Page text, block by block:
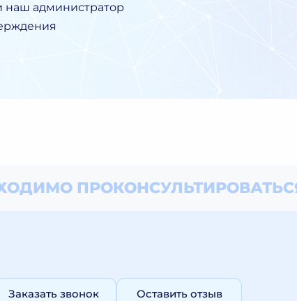
наш администратор
Заказать звонок Оставить отзыв